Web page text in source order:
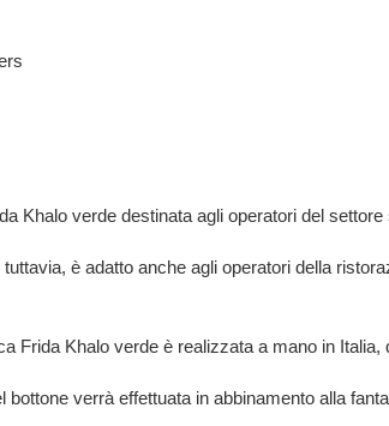
Khalo verde destinata agli operatori del
è adatto anche agli operatori della
Frida Khalo verde è realizzata a mano in Italia,
bottone verrà effettuata in abbinamento alla